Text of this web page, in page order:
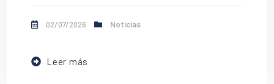
02/07/2026 Noticias
Leer más